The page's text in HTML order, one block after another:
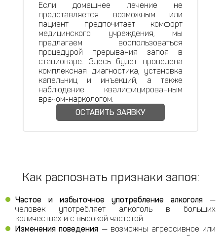
Если домашнее лечение не
представляется возможным или
пациент предпочитает комфорт
медицинского учреждения, мы
предлагаем воспользоваться
процедурой прерывания запоя в
стационаре. Здесь будет проведена
комплексная диагностика, установка
капельниц и инъекций, а также
наблюдение квалифицированным
врачом-наркологом.
ОСТАВИТЬ ЗАЯВКУ
Как распознать признаки запоя:
Частое и избыточное употребление алкоголя —
человек употребляет алкоголь в больших
количествах и с высокой частотой.
Изменения поведения — возможны агрессивное или